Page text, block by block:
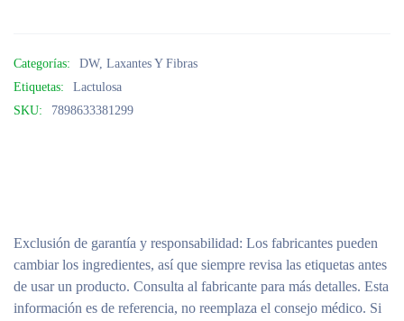
Categorías: DW, Laxantes Y Fibras
Etiquetas:
Lactulosa
SKU:
7898633381299
Exclusión de garantía y responsabilidad: Los fabricantes pueden
cambiar los ingredientes, así que siempre revisa las etiquetas antes
de usar un producto. Consulta al fabricante para más detalles. Esta
información es de referencia, no reemplaza el consejo médico. Si